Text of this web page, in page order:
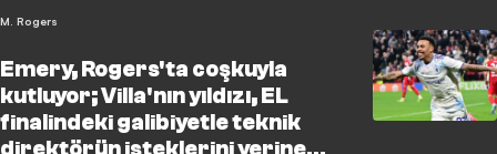
M. Rogers
Emery, Rogers'ta coşkuyla
kutluyor; Villa'nın yıldızı, EL
finalindeki galibiyetle teknik